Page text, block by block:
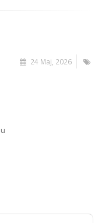
24 Maj, 2026